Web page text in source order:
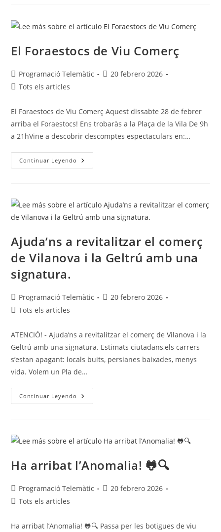
El Foraestocs de Viu Comerç
Programació Telemàtic
20 febrero 2026
Tots els articles
El Foraestocs de Viu Comerç Aquest dissabte 28 de febrer
arriba el Foraestocs! Ens trobaràs a la Plaça de la Vila De 9h
a 21hVine a descobrir descomptes espectaculars en:…
Continuar Leyendo
Ajuda’ns a revitalitzar el comerç
de Vilanova i la Geltrú amb una
signatura.
Programació Telemàtic
20 febrero 2026
Tots els articles
ATENCIÓ! - Ajuda’ns a revitalitzar el comerç de Vilanova i la
Geltrú amb una signatura. Estimats ciutadans,els carrers
s’estan apagant: locals buits, persianes baixades, menys
vida. Volem un Pla de…
Continuar Leyendo
Ha arribat l’Anomalia! 🐸🔍
Programació Telemàtic
20 febrero 2026
Tots els articles
Ha arribat l’Anomalia! 🐸🔍 Passa per les botigues de viu